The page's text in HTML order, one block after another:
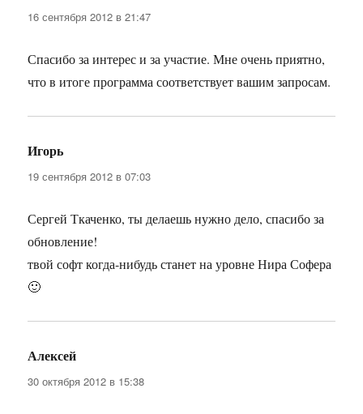
16 сентября 2012 в 21:47
Спасибо за интерес и за участие. Мне очень приятно,
что в итоге программа соответствует вашим запросам.
Игорь
19 сентября 2012 в 07:03
Сергей Ткаченко, ты делаешь нужно дело, спасибо за
обновление!
твой софт когда-нибудь станет на уровне Нира Софера
🙂
Алексей
30 октября 2012 в 15:38